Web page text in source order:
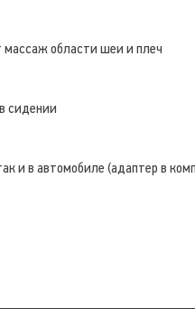
массаж области шеи и плеч
сидении
и в автомобиле (адаптер в